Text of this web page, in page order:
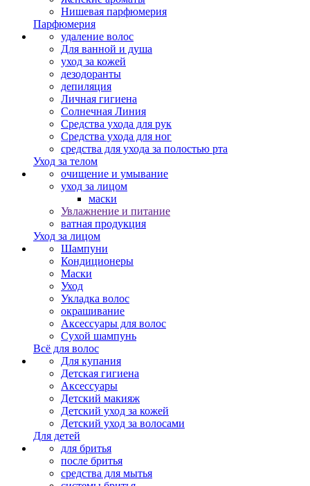
Нишевая парфюмерия
Парфюмерия
удаление волос
Для ванной и душа
уход за кожей
дезодоранты
депиляция
Личная гигиена
Солнечная Линия
Средства ухода для рук
Средства ухода для ног
средства для ухода за полостью рта
Уход за телом
очищение и умывание
уход за лицом
маски
Увлажнение и питание
ватная продукция
Уход за лицом
Шампуни
Кондиционеры
Маски
Уход
Укладка волос
окрашивание
Аксессуары для волос
Сухой шампунь
Всё для волос
Для купания
Детская гигиена
Аксессуары
Детский макияж
Детский уход за кожей
Детский уход за волосами
Для детей
для бритья
после бритья
средства для мытья